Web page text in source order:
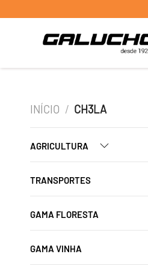
INÍCIO / CH3LA
AGRICULTURA
TRANSPORTES
GAMA FLORESTA
GAMA VINHA